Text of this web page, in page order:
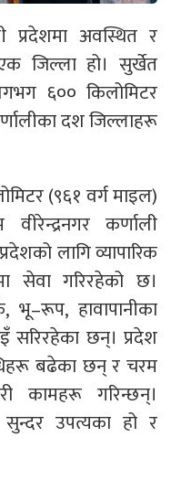
प्रदेशमा अवस्थित र
जिल्ला हो। सुर्खेत
लगभग ६०० किलोमिटर
दश जिल्लाहरू
(९६१ वर्ग माइल)
कर्णाली
लागि व्यापारिक
सेवा गरिरहेको छ।
हावापानीका
सरिरहेका छन्। प्रदेश
बढेका छन् र चरम
कामहरू गरिन्छन्।
सुन्दर उपत्यका हो र